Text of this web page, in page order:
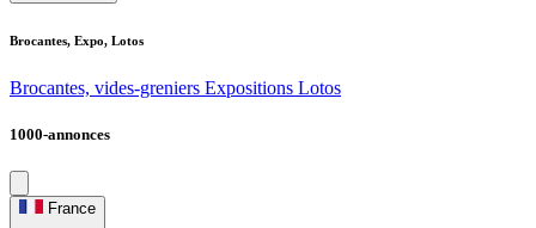
Brocantes, Expo, Lotos
Brocantes, vides-greniers Expositions Lotos
1000-annonces
France